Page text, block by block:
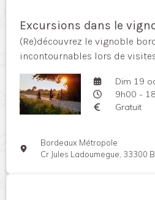
Excursions dans le
(Re)découvrez le vignoble
incontournables lors de
Dim 19
9h00 -
Gratuit
Bordeaux Métropole
Cr Jules Ladoumegue, 33300